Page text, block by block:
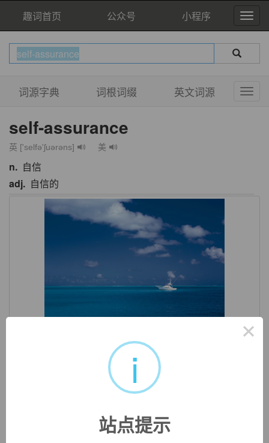
趣词首页 公众号 小程序
词源字典 词根词缀 英文词源
self-assurance
英 ['selfə'ʃuərəns] 美
n. 自信
adj. 自信的
×
i
站点提示